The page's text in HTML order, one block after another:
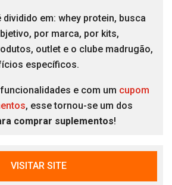
dividido em: whey protein, busca
por marca, por kits,
outlet e o clube madrugão,
específicos.
e com um cupom
, esse tornou-se um dos
comprar suplementos!
VISITAR SITE